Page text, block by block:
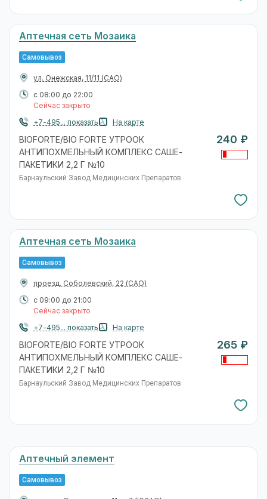
Аптечная сеть Мозаика
Самовывоз
ул. Онежская, 11/11 (САО)
с 08:00 до 22:00
Сейчас закрыто
+7-495... показать
На карте
BIOFORTE/BIO FORTE УТРООК
АНТИПОХМЕЛЬНЫЙ КОМПЛЕКС САШЕ-
ПАКЕТИКИ 2,2 Г №10
Барнаульский Завод Медицинских Препаратов
240 ₽
Аптечная сеть Мозаика
Самовывоз
проезд. Соболевский, 22 (САО)
с 09:00 до 21:00
Сейчас закрыто
+7-495... показать
На карте
BIOFORTE/BIO FORTE УТРООК
АНТИПОХМЕЛЬНЫЙ КОМПЛЕКС САШЕ-
ПАКЕТИКИ 2,2 Г №10
Барнаульский Завод Медицинских Препаратов
265 ₽
Аптечный элемент
Самовывоз